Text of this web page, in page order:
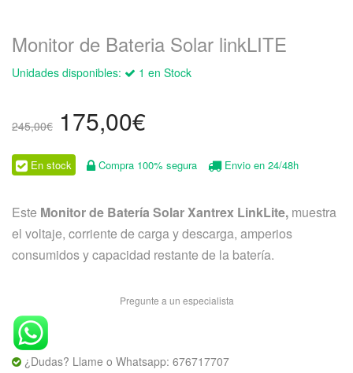
Monitor de Bateria Solar linkLITE
Unidades disponibles: 1 en Stock
245,00€ El
precio
original
245,00€.
175,00€
actual
175,00€.
En stock Compra 100% segura Envio en 24/48h
Este Monitor de Batería Solar Xantrex LinkLite, muestra
el voltaje, corriente de carga y descarga, amperios
consumidos y capacidad restante de la batería.
Pregunte a un especialista
¿Dudas? Llame o Whatsapp: 676717707